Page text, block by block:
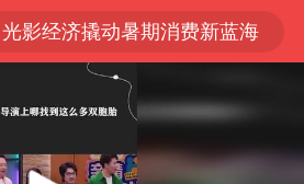
光影经济撬动暑期消费新蓝海
黄金牛市回来了吗
浙江上海等地有大雨或暴雨
新疆优化调整景区内自驾服务费